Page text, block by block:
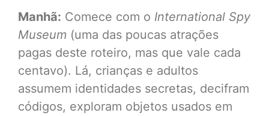
Manhã: Comece com o International Spy
Museum (uma das poucas atrações
pagas deste roteiro, mas que vale cada
centavo). Lá, crianças e adultos
assumem identidades secretas, decifram
códigos, exploram objetos usados em